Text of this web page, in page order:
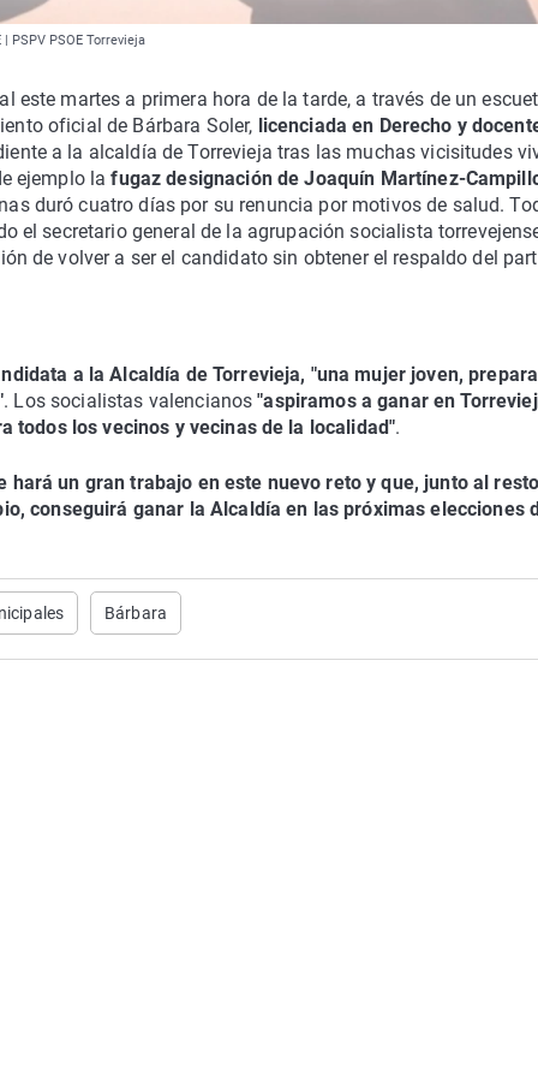
PSPV PSOE Torrevieja
este martes a primera hora de la tarde, a través de un
oficial de Bárbara Soler, licenciada en Derecho y
a la alcaldía de Torrevieja tras las muchas vicisitudes
ejemplo lafugaz designación de Joaquín Martínez-
duró cuatro días por su renuncia por motivos de salud.
el secretario general de la agrupación socialista
de volver a ser el candidato sin obtener el respaldo del
a la Alcaldía de Torrevieja, "una mujer joven,
. Los socialistas valencianos"aspiramos a ganar en
todos los vecinos y vecinas de la localidad".
hará un gran trabajo en este nuevo reto y que, junto al
conseguirá ganar la Alcaldía en las próximas elecciones
Bárbara